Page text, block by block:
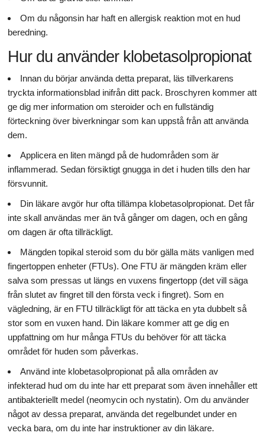
Om du någonsin har haft en allergisk reaktion mot en hud
beredning.
Hur du använder klobetasolpropionat
Innan du börjar använda detta preparat, läs tillverkarens
tryckta informationsblad inifrån ditt pack. Broschyren kommer att
ge dig mer information om steroider och en fullständig
förteckning över biverkningar som kan uppstå från att använda
dem.
Applicera en liten mängd på de hudområden som är
inflammerad. Sedan försiktigt gnugga in det i huden tills den har
försvunnit.
Din läkare avgör hur ofta tillämpa klobetasolpropionat. Det får
inte skall användas mer än två gånger om dagen, och en gång
om dagen är ofta tillräckligt.
Mängden topikal steroid som du bör gälla mäts vanligen med
fingertoppen enheter (FTUs). One FTU är mängden kräm eller
salva som pressas ut längs en vuxens fingertopp (det vill säga
från slutet av fingret till den första veck i fingret). Som en
vägledning, är en FTU tillräckligt för att täcka en yta dubbelt så
stor som en vuxen hand. Din läkare kommer att ge dig en
uppfattning om hur många FTUs du behöver för att täcka
området för huden som påverkas.
Använd inte klobetasolpropionat på alla områden av
infekterad hud om du inte har ett preparat som även innehåller ett
antibakteriellt medel (neomycin och nystatin). Om du använder
något av dessa preparat, använda det regelbundet under en
vecka bara, om du inte har instruktioner av din läkare.